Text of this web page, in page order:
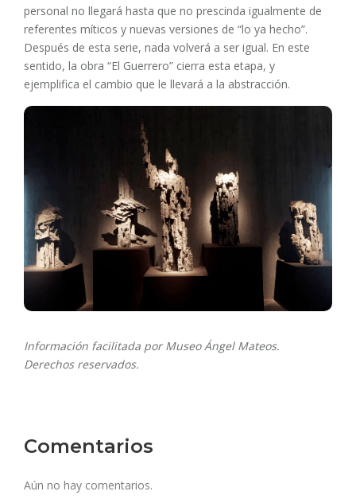
personal no llegará hasta que no prescinda igualmente de
referentes míticos y nuevas versiones de “lo ya hecho”.
Después de esta serie, nada volverá a ser igual. En este
sentido, la obra “El Guerrero” cierra esta etapa, y
ejemplifica el cambio que le llevará a la abstracción.
Información facilitada por Museo Ángel Mateos.
Derechos reservados.
Comentarios
Aún no hay comentarios.